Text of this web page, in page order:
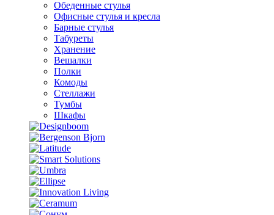
Обеденные стулья
Офисные стулья и кресла
Барные стулья
Табуреты
Хранение
Вешалки
Полки
Комоды
Стеллажи
Тумбы
Шкафы